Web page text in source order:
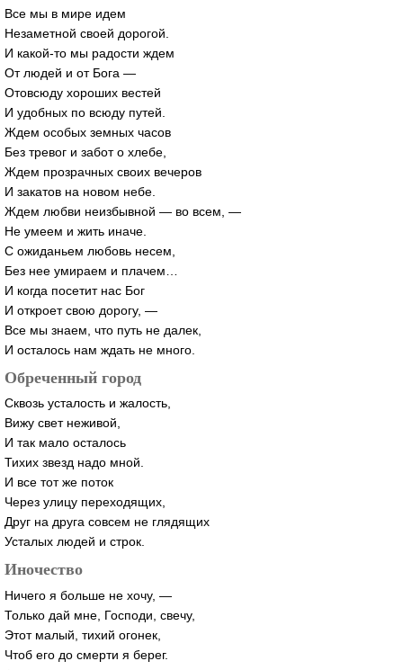
Все мы в мире идем
Незаметной своей дорогой.
И какой-то мы радости ждем
От людей и от Бога —
Отовсюду хороших вестей
И удобных по всюду путей.
Ждем особых земных часов
Без тревог и забот о хлебе,
Ждем прозрачных своих вечеров
И закатов на новом небе.
Ждем любви неизбывной — во всем, —
Не умеем и жить иначе.
С ожиданьем любовь несем,
Без нее умираем и плачем…
И когда посетит нас Бог
И откроет свою дорогу, —
Все мы знаем, что путь не далек,
И осталось нам ждать не много.
Обреченный город
Сквозь усталость и жалость,
Вижу свет неживой,
И так мало осталось
Тихих звезд надо мной.
И все тот же поток
Через улицу переходящих,
Друг на друга совсем не глядящих
Усталых людей и строк.
Иночество
Ничего я больше не хочу, —
Только дай мне, Господи, свечу,
Этот малый, тихий огонек,
Чтоб его до смерти я берег.